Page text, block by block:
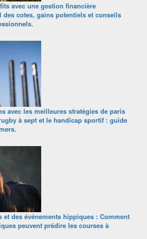
avec une gestion financière
des cotes, gains potentiels et conseils
avec les meilleures stratégies de paris
à sept et le handicap sportif : guide
et des événements hippiques : Comment
peuvent prédire les courses à